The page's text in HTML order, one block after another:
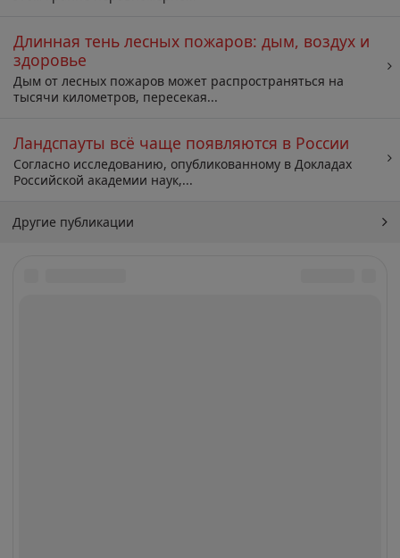
Длинная тень лесных пожаров: дым, воздух и
здоровье
Дым от лесных пожаров может распространяться на
тысячи километров, пересекая...
Ландспауты всё чаще появляются в России
Согласно исследованию, опубликованному в Докладах
Российской академии наук,...
Другие публикации